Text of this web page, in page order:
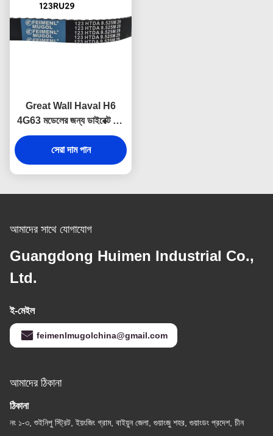
Great Wall Haval H6
4G63 মডেলের জন্য ডাইরেক্ট ফিট
SMD329639 OEM টাইমিং
বেল্ট 123RU29, যা সহজ
ইনস্টলেশন এবং নির্ভুল অ্যালাইনমেন্ট
সেরা দাম পান
আমাদের সাথে যোগাযোগ
Guangdong Huimen Industrial Co.,
Ltd.
ই-মেইল
feimenlmugolchina@gmail.com
আমাদের ঠিকানা
ঠিকানা
নং ১-৩, শুইনিপু স্ট্রিট, ইয়ংজিং গ্রাম, বাইয়ুন জেলা, গুয়াংজু শহর, গুয়াংডং প্রদেশ, চীন